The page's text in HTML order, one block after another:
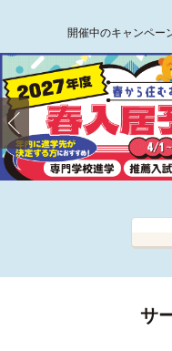
開催中のキャンペー
サ